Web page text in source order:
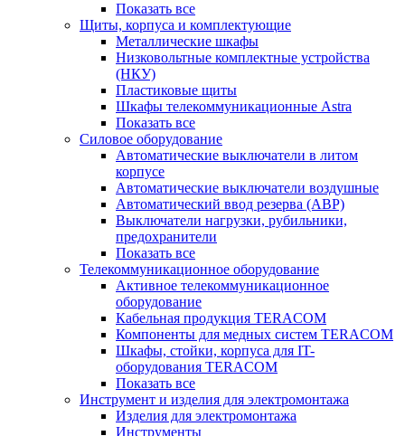
Показать все
Щиты, корпуса и комплектующие
Металлические шкафы
Низковольтные комплектные устройства
(НКУ)
Пластиковые щиты
Шкафы телекоммуникационные Astra
Показать все
Силовое оборудование
Автоматические выключатели в литом
корпусе
Автоматические выключатели воздушные
Автоматический ввод резерва (АВР)
Выключатели нагрузки, рубильники,
предохранители
Показать все
Телекоммуникационное оборудование
Активное телекоммуникационное
оборудование
Кабельная продукция TERACOM
Компоненты для медных систем TERACOM
Шкафы, стойки, корпуса для IT-
оборудования TERACOM
Показать все
Инструмент и изделия для электромонтажа
Изделия для электромонтажа
Инструменты